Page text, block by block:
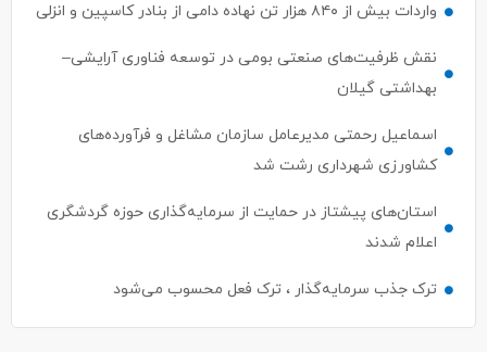
واردات بیش از ۸۴۰ هزار تن نهاده دامی از بنادر كاسپین و انزلی
نقش ظرفیت‌های صنعتی بومی در توسعه فناوری آرایشی–
بهداشتی گیلان
اسماعیل رحمتی مدیرعامل سازمان مشاغل و فرآورده‌های
کشاورزی شهرداری رشت شد
استان‌های پیشتاز در حمایت از سرمایه‌گذاری حوزه گردشگری
اعلام شدند
ترک جذب سرمایه‌گذار ، ترک فعل محسوب می‌شود